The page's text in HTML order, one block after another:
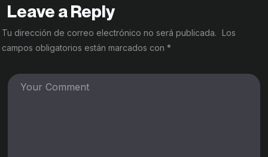
Leave a Reply
Tu dirección de correo electrónico no será publicada. Los
campos obligatorios están marcados con *